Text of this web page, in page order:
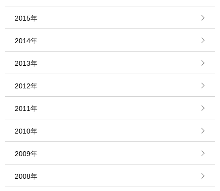
2015年
2014年
2013年
2012年
2011年
2010年
2009年
2008年